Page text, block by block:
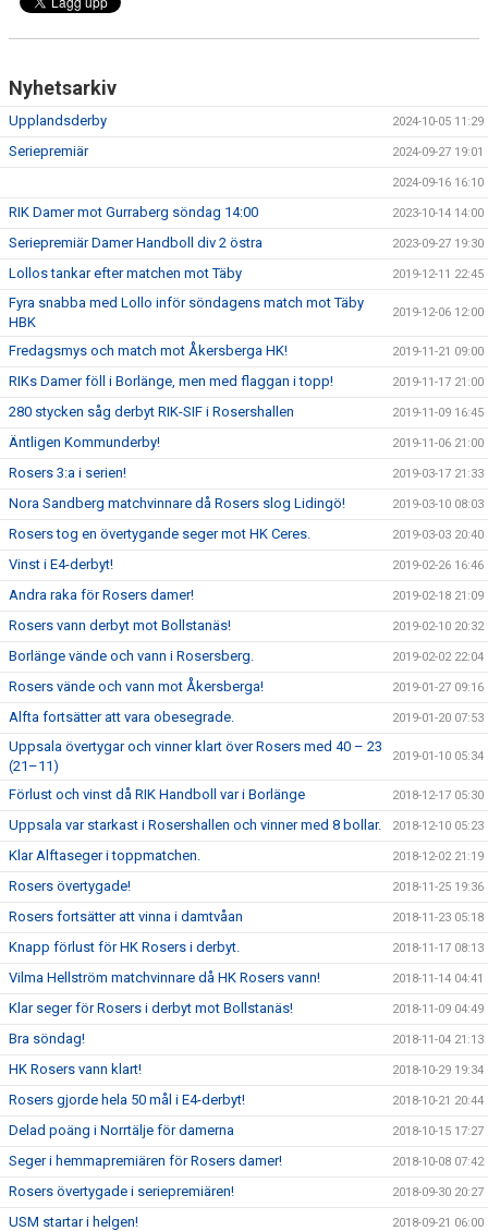
Nyhetsarkiv
Upplandsderby 2024-10-05 11:29
Seriepremiär 2024-09-27 19:01
2024-09-16 16:10
RIK Damer mot Gurraberg söndag 14:00 2023-10-14 14:00
Seriepremiär Damer Handboll div 2 östra 2023-09-27 19:30
Lollos tankar efter matchen mot Täby 2019-12-11 22:45
Fyra snabba med Lollo inför söndagens match mot Täby
HBK
2019-12-06 12:00
Fredagsmys och match mot Åkersberga HK! 2019-11-21 09:00
RIKs Damer föll i Borlänge, men med flaggan i topp! 2019-11-17 21:00
280 stycken såg derbyt RIK-SIF i Rosershallen 2019-11-09 16:45
Äntligen Kommunderby! 2019-11-06 21:00
Rosers 3:a i serien! 2019-03-17 21:33
Nora Sandberg matchvinnare då Rosers slog Lidingö! 2019-03-10 08:03
Rosers tog en övertygande seger mot HK Ceres. 2019-03-03 20:40
Vinst i E4-derbyt! 2019-02-26 16:46
Andra raka för Rosers damer! 2019-02-18 21:09
Rosers vann derbyt mot Bollstanäs! 2019-02-10 20:32
Borlänge vände och vann i Rosersberg. 2019-02-02 22:04
Rosers vände och vann mot Åkersberga! 2019-01-27 09:16
Alfta fortsätter att vara obesegrade. 2019-01-20 07:53
Uppsala övertygar och vinner klart över Rosers med 40 – 23
(21–11)
2019-01-10 05:34
Förlust och vinst då RIK Handboll var i Borlänge 2018-12-17 05:30
Uppsala var starkast i Rosershallen och vinner med 8 bollar. 2018-12-10 05:23
Klar Alftaseger i toppmatchen. 2018-12-02 21:19
Rosers övertygade! 2018-11-25 19:36
Rosers fortsätter att vinna i damtvåan 2018-11-23 05:18
Knapp förlust för HK Rosers i derbyt. 2018-11-17 08:13
Vilma Hellström matchvinnare då HK Rosers vann! 2018-11-14 04:41
Klar seger för Rosers i derbyt mot Bollstanäs! 2018-11-09 04:49
Bra söndag! 2018-11-04 21:13
HK Rosers vann klart! 2018-10-29 19:34
Rosers gjorde hela 50 mål i E4-derbyt! 2018-10-21 20:44
Delad poäng i Norrtälje för damerna 2018-10-15 17:27
Seger i hemmapremiären för Rosers damer! 2018-10-08 07:42
Rosers övertygade i seriepremiären! 2018-09-30 20:27
USM startar i helgen! 2018-09-21 06:00